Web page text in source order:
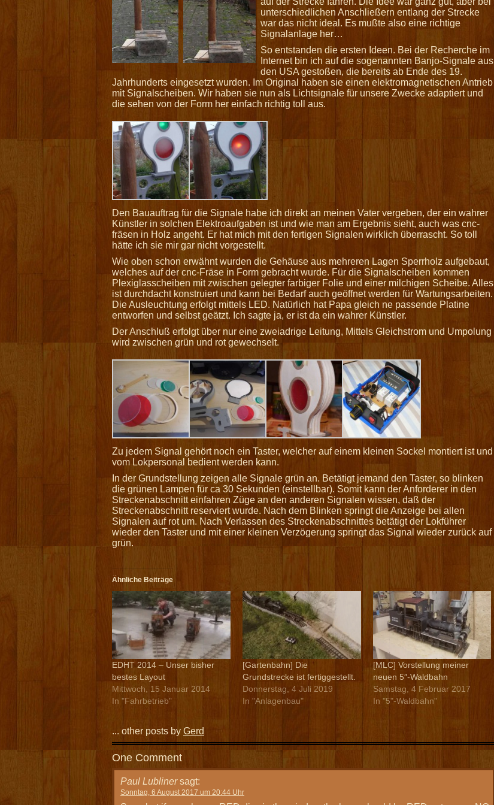
unterschiedlichen Anschließern entlang der Strecke
war das nicht ideal. Es mußte also eine richtige
Signalanlage her…
So entstanden die ersten Ideen. Bei der Recherche im
Internet bin ich auf die sogenannten Banjo-Signale aus
den USA gestoßen, die bereits ab Ende des 19.
Jahrhunderts eingesetzt wurden. Im Original haben sie einen elektromagnetischen Antrieb
mit Signalscheiben. Wir haben sie nun als Lichtsignale für unsere Zwecke adaptiert und
die sehen von der Form her einfach richtig toll aus.
Den Bauauftrag für die Signale habe ich direkt an meinen Vater vergeben, der ein wahrer
Künstler in solchen Elektroaufgaben ist und wie man am Ergebnis sieht, auch was cnc-
fräsen in Holz angeht. Er hat mich mit den fertigen Signalen wirklich überrascht. So toll
hätte ich sie mir gar nicht vorgestellt.
Wie oben schon erwähnt wurden die Gehäuse aus mehreren Lagen Sperrholz aufgebaut,
welches auf der cnc-Fräse in Form gebracht wurde. Für die Signalscheiben kommen
Plexiglasscheiben mit zwischen gelegter farbiger Folie und einer milchigen Scheibe. Alles
ist durchdacht konstruiert und kann bei Bedarf auch geöffnet werden für Wartungsarbeiten.
Die Ausleuchtung erfolgt mittels LED. Natürlich hat Papa gleich ne passende Platine
entworfen und selbst geätzt. Ich sagte ja, er ist da ein wahrer Künstler.
Der Anschluß erfolgt über nur eine zweiadrige Leitung, Mittels Gleichstrom und Umpolung
wird zwischen grün und rot gewechselt.
Zu jedem Signal gehört noch ein Taster, welcher auf einem kleinen Sockel montiert ist und
vom Lokpersonal bedient werden kann.
In der Grundstellung zeigen alle Signale grün an. Betätigt jemand den Taster, so blinken
die grünen Lampen für ca 30 Sekunden (einstellbar). Somit kann der Anforderer in den
Streckenabschnitt einfahren Züge an den anderen Signalen wissen, daß der
Streckenabschnitt reserviert wurde. Nach dem Blinken springt die Anzeige bei allen
Signalen auf rot um. Nach Verlassen des Streckenabschnittes betätigt der Lokführer
wieder den Taster und mit einer kleinen Verzögerung springt das Signal wieder zurück auf
grün.
Ähnliche Beiträge
EDHT 2014 – Unser bisher
bestes Layout
Mittwoch, 15 Januar 2014
In "Fahrbetrieb"
[Gartenbahn] Die
Grundstrecke ist fertiggestellt.
Donnerstag, 4 Juli 2019
In "Anlagenbau"
[MLC] Vorstellung meiner
neuen 5″-Waldbahn
Samstag, 4 Februar 2017
In "5"-Waldbahn"
... other posts by Gerd
One Comment
Paul Lubliner sagt:
Sonntag, 6 August 2017 um 20:44 Uhr